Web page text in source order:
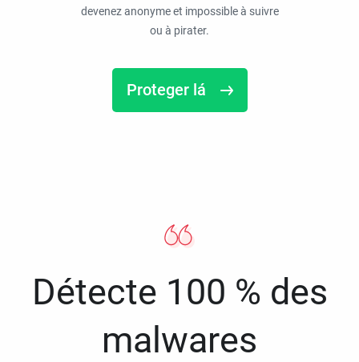
devenez anonyme et impossible à suivre
ou à pirater.
Proteger lá
Détecte 100 % des
malwares